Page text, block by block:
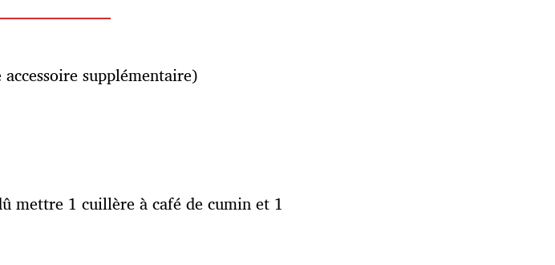
supplémentaire)
mettre 1 cuillère à café de cumin et 1